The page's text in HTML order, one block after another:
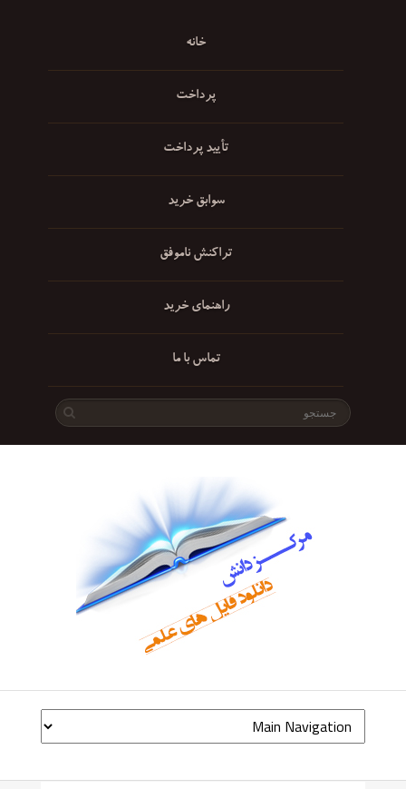
خانه
پرداخت
تأیید پرداخت
سوابق خرید
تراکنش ناموفق
راهنمای خرید
تماس با ما